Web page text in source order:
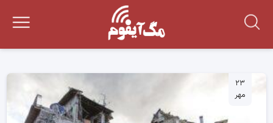
۲۳
مهر